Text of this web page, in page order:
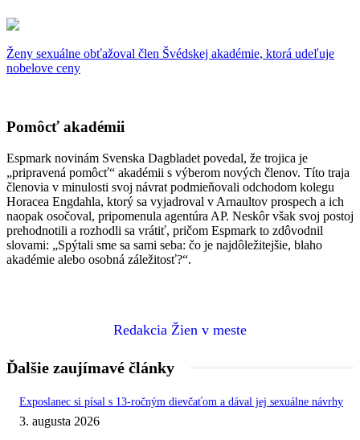
Ženy sexuálne obťažoval člen Švédskej akadémie, ktorá udeľuje
nobelove ceny
Pomôcť akadémii
Espmark novinám Svenska Dagbladet povedal, že trojica je
„pripravená pomôcť“ akadémii s výberom nových členov. Títo traja
členovia v minulosti svoj návrat podmieňovali odchodom kolegu
Horacea Engdahla, ktorý sa vyjadroval v Arnaultov prospech a ich
naopak osočoval, pripomenula agentúra AP. Neskôr však svoj postoj
prehodnotili a rozhodli sa vrátiť, pričom Espmark to zdôvodnil
slovami: „Spýtali sme sa sami seba: čo je najdôležitejšie, blaho
akadémie alebo osobná záležitosť?“.
Redakcia Žien v meste
Ďalšie zaujímavé články
Exposlanec si písal s 13-ročným dievčaťom a dával jej sexuálne návrhy
3. augusta 2026